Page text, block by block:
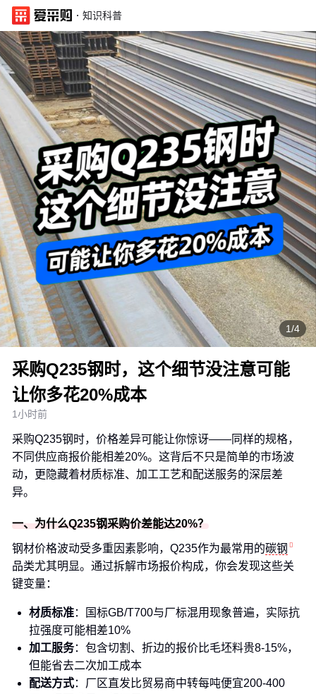
· 知识科普
1/4
采购Q235钢时，这个细节没注意可能
让你多花20%成本
1小时前
采购Q235钢时，价格差异可能让你惊讶——同样的规格，
不同供应商报价能相差20%。这背后不只是简单的市场波
动，更隐藏着材质标准、加工工艺和配送服务的深层差
异。
一、为什么Q235钢采购价差能达20%？
钢材价格波动受多重因素影响，Q235作为最常用的碳钢
品类尤其明显。通过拆解市场报价构成，你会发现这些关
键变量：
材质标准：国标GB/T700与厂标混用现象普遍，实际抗
拉强度可能相差10%
加工服务：包含切割、折边的报价比毛坯料贵8-15%，
但能省去二次加工成本
配送方式：厂区直发比贸易商中转每吨便宜200-400